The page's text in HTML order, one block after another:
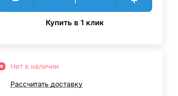
Купить в 1 клик
Нет в наличии
Рассчитать доставку